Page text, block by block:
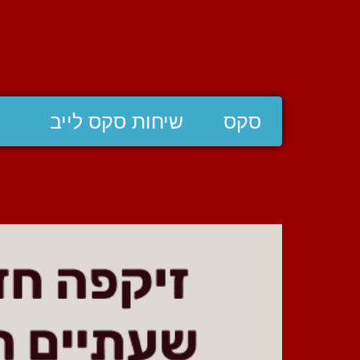
סקס שיחות סקס לייב